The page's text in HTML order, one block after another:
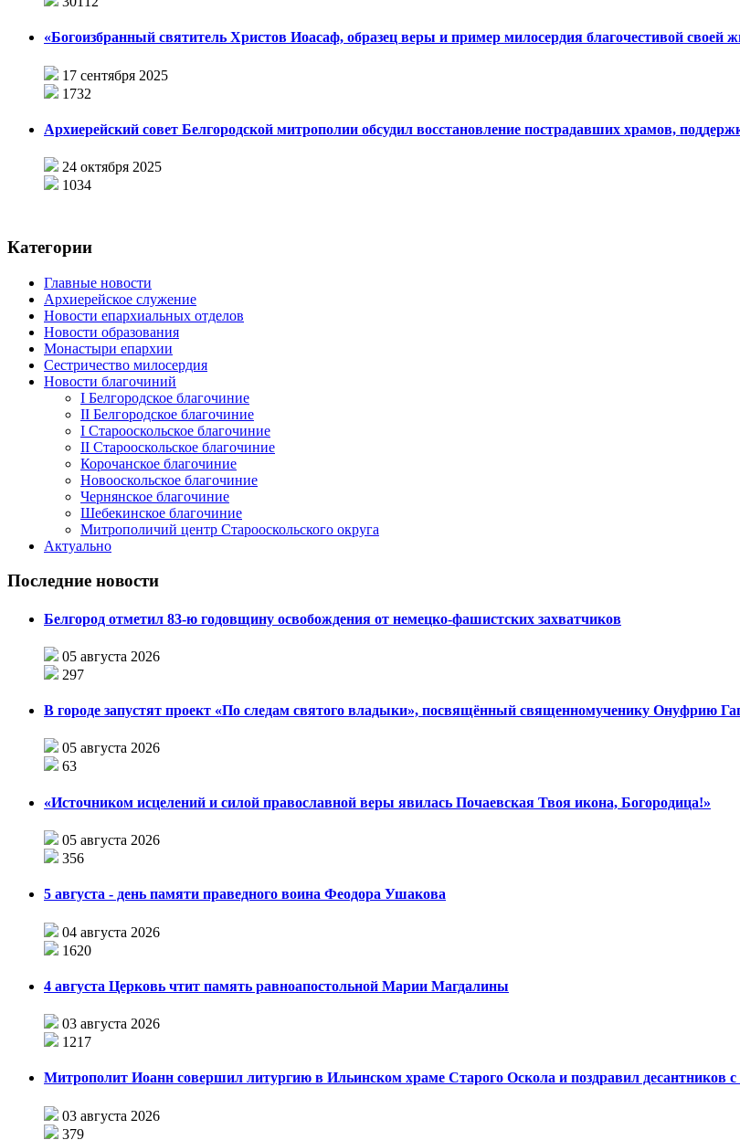
«Богоизбранный святитель Христов Иоасаф, образец веры и пример милосердия благочестивой
17 сентября 2025
1732
Архиерейский совет Белгородской митрополии обсудил восстановление пострадавших храмов,
24 октября 2025
1034
Категории
Главные новости
Архиерейское служение
Новости епархиальных отделов
Новости образования
Монастыри епархии
Сестричество милосердия
Новости благочиний
I Белгородское благочиние
II Белгородское благочиние
I Старооскольское благочиние
II Старооскольское благочиние
Корочанское благочиние
Новооскольское благочиние
Чернянское благочиние
Шебекинское благочиние
Митрополичий центр Старооскольского округа
Актуально
Последние новости
Белгород отметил 83-ю годовщину освобождения от немецко-фашистских захватчиков
05 августа 2026
297
В городе запустят проект «По следам святого владыки», посвящённый священномученику Онуфрию
05 августа 2026
63
«Источником исцелений и силой православной веры явилась Почаевская Твоя икона, Богородица!»
05 августа 2026
356
5 августа - день памяти праведного воина Феодора Ушакова
04 августа 2026
1620
4 августа Церковь чтит память равноапостольной Марии Магдалины
03 августа 2026
1217
Митрополит Иоанн совершил литургию в Ильинском храме Старого Оскола и поздравил десантников с
03 августа 2026
379